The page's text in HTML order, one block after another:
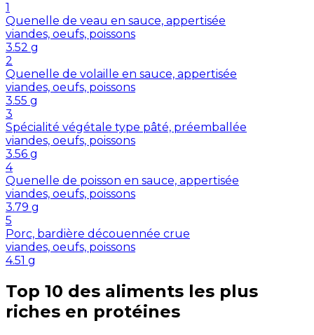
1
Quenelle de veau en sauce, appertisée
viandes, oeufs, poissons
3.52 g
2
Quenelle de volaille en sauce, appertisée
viandes, oeufs, poissons
3.55 g
3
Spécialité végétale type pâté, préemballée
viandes, oeufs, poissons
3.56 g
4
Quenelle de poisson en sauce, appertisée
viandes, oeufs, poissons
3.79 g
5
Porc, bardière découennée crue
viandes, oeufs, poissons
4.51 g
Top 10 des aliments les plus
riches en protéines